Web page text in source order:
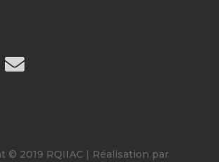
© 2019 RQIIAC | Réalisation par